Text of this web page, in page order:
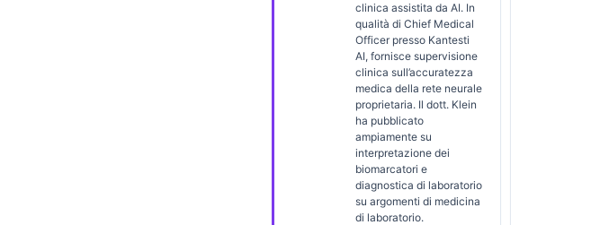
clinica assistita da AI. In
qualità di Chief Medical
Officer presso Kantesti
AI, fornisce supervisione
clinica sull’accuratezza
medica della rete neurale
proprietaria. Il dott. Klein
ha pubblicato
ampiamente su
interpretazione dei
biomarcatori e
diagnostica di laboratorio
su argomenti di medicina
di laboratorio.